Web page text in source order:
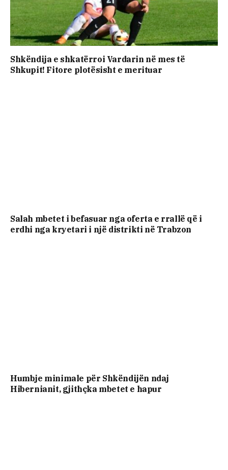
Shkëndija e shkatërroi Vardarin në mes të
Shkupit! Fitore plotësisht e merituar
Salah mbetet i befasuar nga oferta e rrallë që i
erdhi nga kryetari i një distrikti në Trabzon
Humbje minimale për Shkëndijën ndaj
Hibernianit, gjithçka mbetet e hapur